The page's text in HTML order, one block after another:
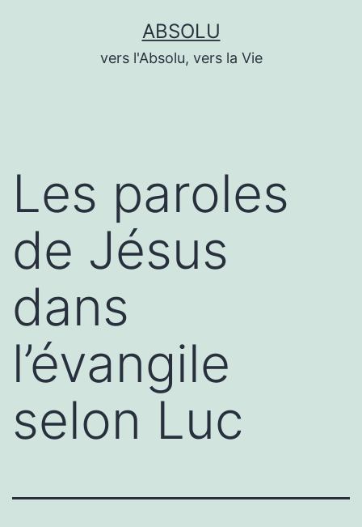
ABSOLU
vers l'Absolu, vers la Vie
Les paroles
de Jésus
dans
l’évangile
selon Luc